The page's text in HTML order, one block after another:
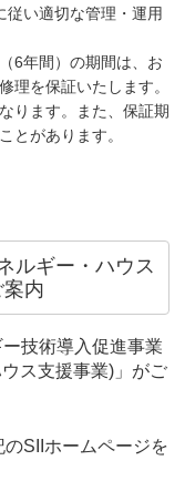
い適切な管理・運用
6年間）の期間は、お
理を保証いたします。
ります。また、保証期
とがあります。
ルギー・ハウス
案内
技術導入促進事業
ス支援事業)」がご
SIIホームページを